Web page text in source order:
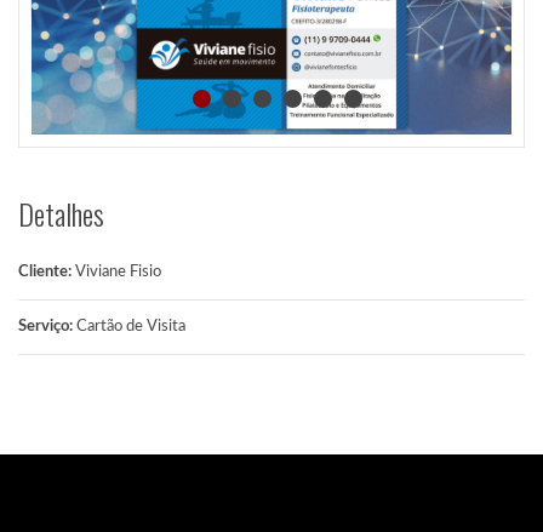
Detalhes
Cliente: Viviane Fisio
Serviço: Cartão de Visita